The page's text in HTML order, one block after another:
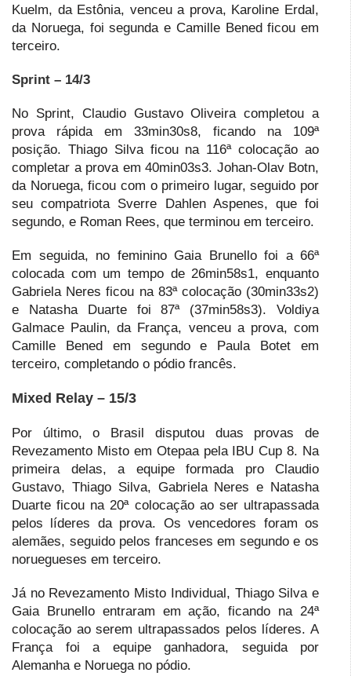
Kuelm, da Estônia, venceu a prova, Karoline Erdal,
da Noruega, foi segunda e Camille Bened ficou em
terceiro.
Sprint – 14/3
No Sprint, Claudio Gustavo Oliveira completou a
prova rápida em 33min30s8, ficando na 109ª
posição. Thiago Silva ficou na 116ª colocação ao
completar a prova em 40min03s3. Johan-Olav Botn,
da Noruega, ficou com o primeiro lugar, seguido por
seu compatriota Sverre Dahlen Aspenes, que foi
segundo, e Roman Rees, que terminou em terceiro.
Em seguida, no feminino Gaia Brunello foi a 66ª
colocada com um tempo de 26min58s1, enquanto
Gabriela Neres ficou na 83ª colocação (30min33s2)
e Natasha Duarte foi 87ª (37min58s3). Voldiya
Galmace Paulin, da França, venceu a prova, com
Camille Bened em segundo e Paula Botet em
terceiro, completando o pódio francês.
Mixed Relay – 15/3
Por último, o Brasil disputou duas provas de
Revezamento Misto em Otepaa pela IBU Cup 8. Na
primeira delas, a equipe formada pro Claudio
Gustavo, Thiago Silva, Gabriela Neres e Natasha
Duarte ficou na 20ª colocação ao ser ultrapassada
pelos líderes da prova. Os vencedores foram os
alemães, seguido pelos franceses em segundo e os
noruegueses em terceiro.
Já no Revezamento Misto Individual, Thiago Silva e
Gaia Brunello entraram em ação, ficando na 24ª
colocação ao serem ultrapassados pelos líderes. A
França foi a equipe ganhadora, seguida por
Alemanha e Noruega no pódio.